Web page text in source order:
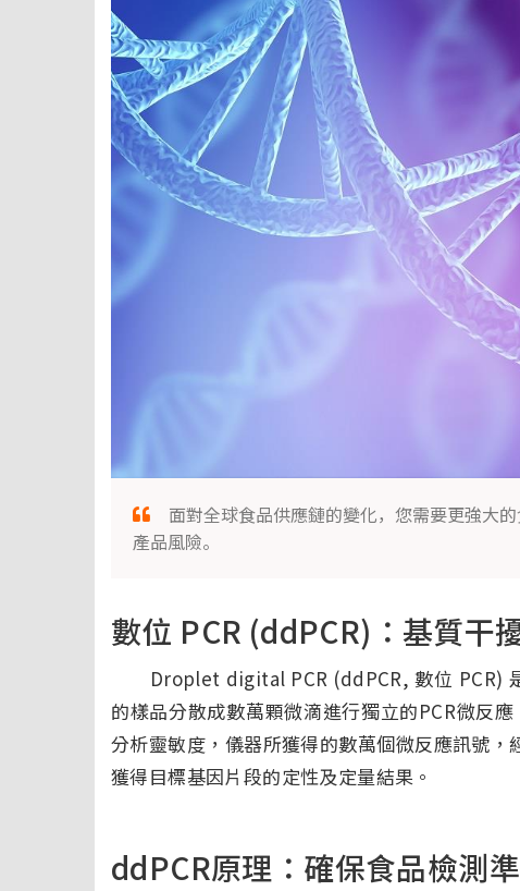
面對全球食品供應鏈的變化，您需要更強大
產品風險。
數位 PCR (ddPCR)：基質干
Droplet digital PCR (ddPCR, 數位 PCR)
的樣品分散成數萬顆微滴進行獨立的PCR微反
分析靈敏度，儀器所獲得的數萬個微反應訊號
獲得目標基因片段的定性及定量結果。
ddPCR原理：確保食品檢測